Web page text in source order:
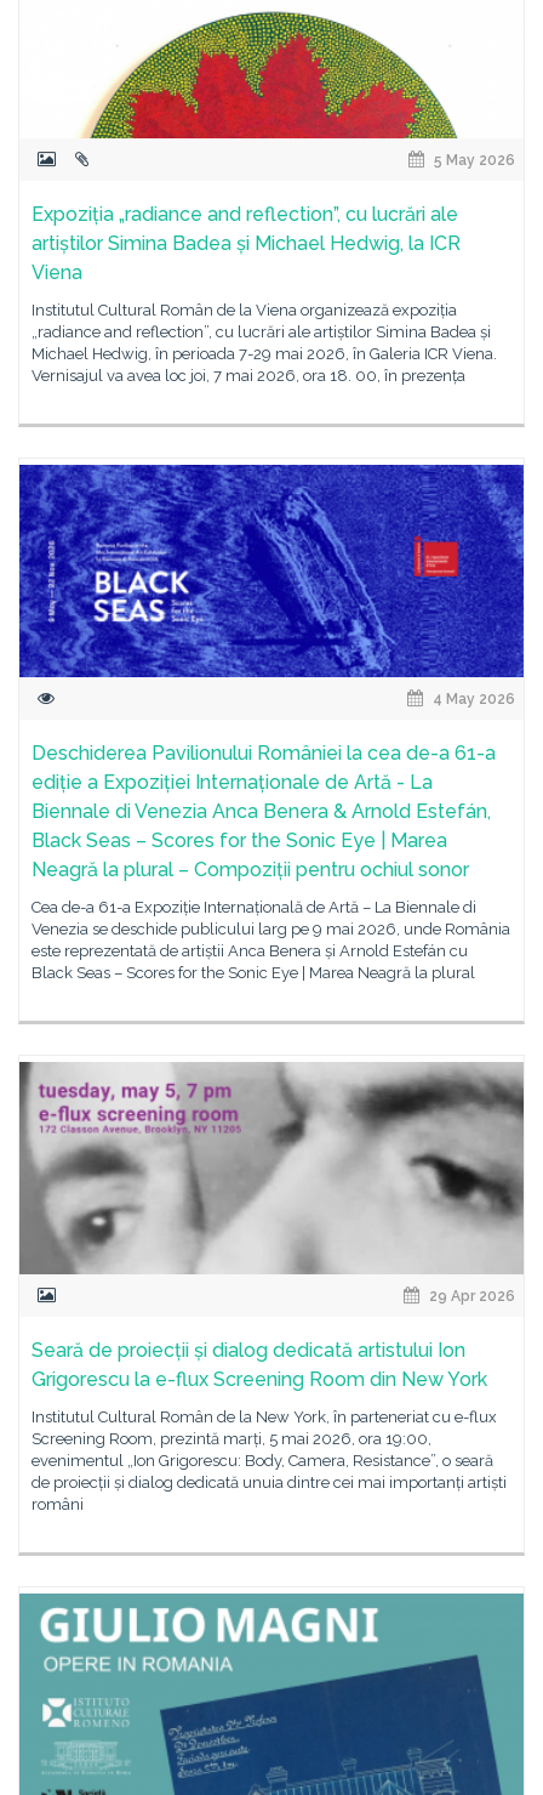
5 May 2026
Expoziția „radiance and reflection”, cu lucrări ale
artiștilor Simina Badea și Michael Hedwig, la ICR
Viena
Institutul Cultural Român de la Viena organizează expoziția
„radiance and reflection”, cu lucrări ale artiștilor Simina Badea și
Michael Hedwig, în perioada 7-29 mai 2026, în Galeria ICR Viena.
Vernisajul va avea loc joi, 7 mai 2026, ora 18. 00, în prezența
4 May 2026
Deschiderea Pavilionului României la cea de-a 61-a
ediție a Expoziției Internaționale de Artă - La
Biennale di Venezia Anca Benera & Arnold Estefán,
Black Seas – Scores for the Sonic Eye | Marea
Neagră la plural – Compoziții pentru ochiul sonor
Cea de-a 61-a Expoziție Internațională de Artă – La Biennale di
Venezia se deschide publicului larg pe 9 mai 2026, unde România
este reprezentată de artiștii Anca Benera și Arnold Estefán cu
Black Seas – Scores for the Sonic Eye | Marea Neagră la plural
29 Apr 2026
Seară de proiecții și dialog dedicată artistului Ion
Grigorescu la e-flux Screening Room din New York
Institutul Cultural Român de la New York, în parteneriat cu e-flux
Screening Room, prezintă marți, 5 mai 2026, ora 19:00,
evenimentul „Ion Grigorescu: Body, Camera, Resistance”, o seară
de proiecții și dialog dedicată unuia dintre cei mai importanți artiști
români